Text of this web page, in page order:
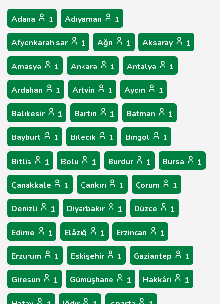
Adana 1 Adıyaman 1
Afyonkarahisar 1 Ağrı 1 Aksaray 1
Amasya 1 Ankara 1 Antalya 1
Ardahan 1 Artvin 1 Aydın 1
Balıkesir 1 Bartın 1 Batman 1
Bayburt 1 Bilecik 1 Bingöl 1
Bitlis 1 Bolu 1 Burdur 1 Bursa 1
Çanakkale 1 Çankırı 1 Çorum 1
Denizli 1 Diyarbakır 1 Düzce 1
Edirne 1 Elâzığ 1 Erzincan 1
Erzurum 1 Eskişehir 1 Gaziantep 1
Giresun 1 Gümüşhane 1 Hakkâri 1